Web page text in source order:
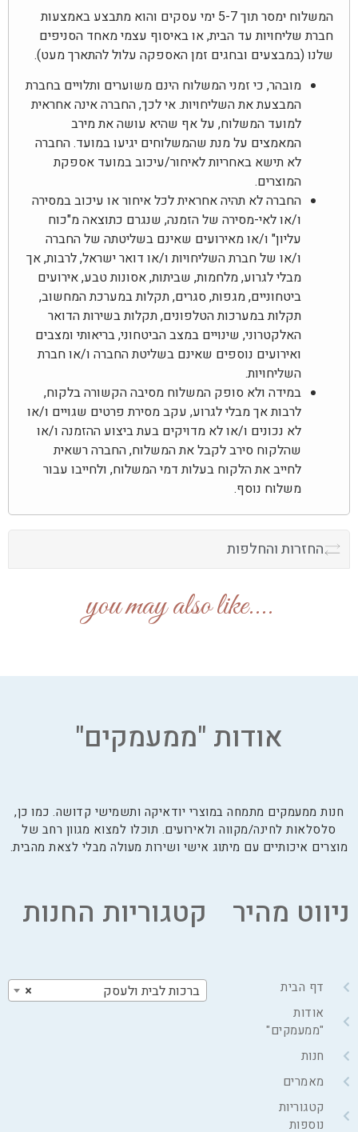
החזרות והחלפות
המשלוח ימסר תוך 5-7 ימי עסקים והוא מתבצע באמצעות
חברת שליחויות עד הבית, או באיסוף עצמי מאחד הסניפים
שלנו (במבצעים ובחגים זמן האספקה עלול להתארך מעט).
מובהר, כי זמני המשלוח הינם משוערים ותלויים בחברת
המבצעת את השליחויות. אי לכך, החברה אינה אחראית
למועד המשלוח, על אף שהיא עושה את מירב
המאמצים על מנת שהמשלוחים יגיעו במועד. החברה
לא תישא באחריות לאיחור/עיכוב במועד אספקת
המוצרים.
החברה לא תהיה אחראית לכל איחור או עיכוב במסירה
ו/או לאי-מסירה של הזמנה, שנגרם כתוצאה מ"כוח
עליון" ו/או מאירועים שאינם בשליטתה של החברה
ו/או של חברת השליחויות ו/או דואר ישראל, לרבות, אך
מבלי לגרוע, מלחמות, שביתות, אסונות טבע, אירועים
ביטחוניים, מגפות, סגרים, תקלות במערכת המחשוב,
תקלות במערכות הטלפונים, תקלות בשירות הדואר
האלקטרוני, שינויים במצב הביטחוני, בריאותי ומצבים
ואירועים נוספים שאינם בשליטת החברה ו/או חברת
השליחויות.
במידה ולא סופק המשלוח מסיבה הקשורה בלקוח,
לרבות אך מבלי לגרוע, עקב מסירת פרטים שגויים ו/או
לא נכונים ו/או לא מדויקים בעת ביצוע ההזמנה ו/או
שהלקוח סירב לקבל את המשלוח, החברה רשאית
לחייב את הלקוח בעלות דמי המשלוח, ולחייבו עבור
משלוח נוסף.
....you may also like
אודות "ממעמקים"
חנות ממעמקים מתמחה במוצרי יודאיקה ותשמישי קדושה. כמו כן,
סלסלאות לחינה/מקווה ולאירועים. תוכלו למצוא מגוון רחב של
מוצרים איכותיים עם מיתוג אישי ושירות מעולה מבלי לצאת מהבית.
ניווט מהיר
דף הבית
אודות
"ממעמקים"
חנות
מאמרים
קטגוריות
נוספות
קטגוריות החנות
× ברכות לבית ולעסק